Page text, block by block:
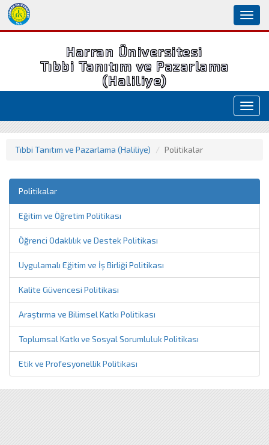
Harran Üniversitesi
Tıbbi Tanıtım ve Pazarlama
(Haliliye)
Tıbbi Tanıtım ve Pazarlama (Haliliye) Politikalar
Politikalar
Eğitim ve Öğretim Politikası
Öğrenci Odaklılık ve Destek Politikası
Uygulamalı Eğitim ve İş Birliği Politikası
Kalite Güvencesi Politikası
Araştırma ve Bilimsel Katkı Politikası
Toplumsal Katkı ve Sosyal Sorumluluk Politikası
Etik ve Profesyonellik Politikası